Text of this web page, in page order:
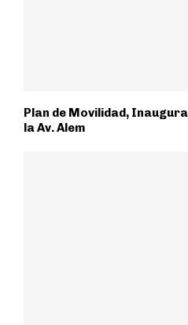
Plan de Movilidad,
la Av. Alem